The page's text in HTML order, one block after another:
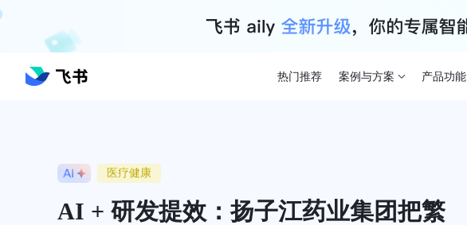
热门推荐 案例与方案 产品功能
医疗健康
AI + 研发提效：扬子江药业集团把繁